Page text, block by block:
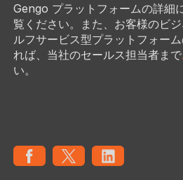
Gengo プラットフォームの詳細
覧ください。また、お客様のビ
ルフサービス型プラットフォー
れば、当社のセールス担当者まで
い。